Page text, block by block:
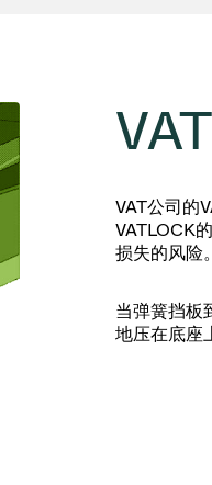
VAT公司的
VATLOCK
损失的风险。
当弹簧挡板
地压在底座